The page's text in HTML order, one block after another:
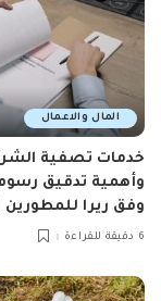
المال والاعمال
خدمات تصفية
وأهمية تدقيق
وفق ريرا للمطورين
6 دقيقة للقراءة